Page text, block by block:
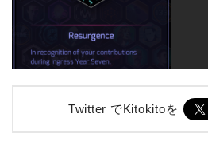
Twitter でKitokitoを